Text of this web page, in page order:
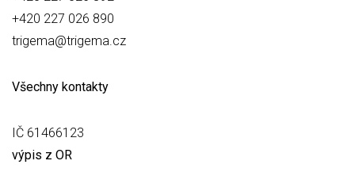
+420 227 026 890
trigema@trigema.cz
Všechny kontakty
IČ 61466123
výpis z OR